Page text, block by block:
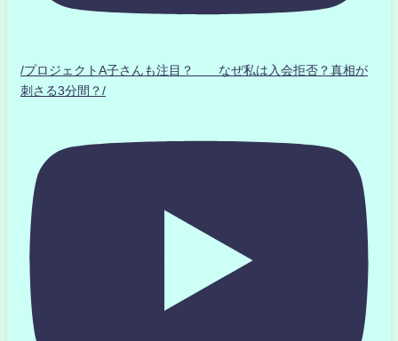
/プロジェクトA子さんも注目？ なぜ私は入会拒否？真相が
刺さる3分間？/